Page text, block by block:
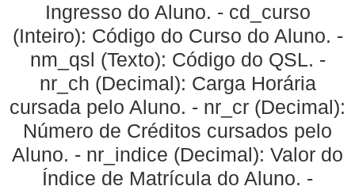
Ingresso do Aluno. - cd_curso
(Inteiro): Código do Curso do Aluno. -
nm_qsl (Texto): Código do QSL. -
nr_ch (Decimal): Carga Horária
cursada pelo Aluno. - nr_cr (Decimal):
Número de Créditos cursados pelo
Aluno. - nr_indice (Decimal): Valor do
Índice de Matrícula do Aluno. -